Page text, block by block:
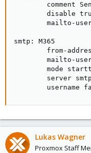
comment
disable
mailto-
smtp: M365
from-
mailto-
mode
server
username
Lukas Wagner
Proxmox Staff